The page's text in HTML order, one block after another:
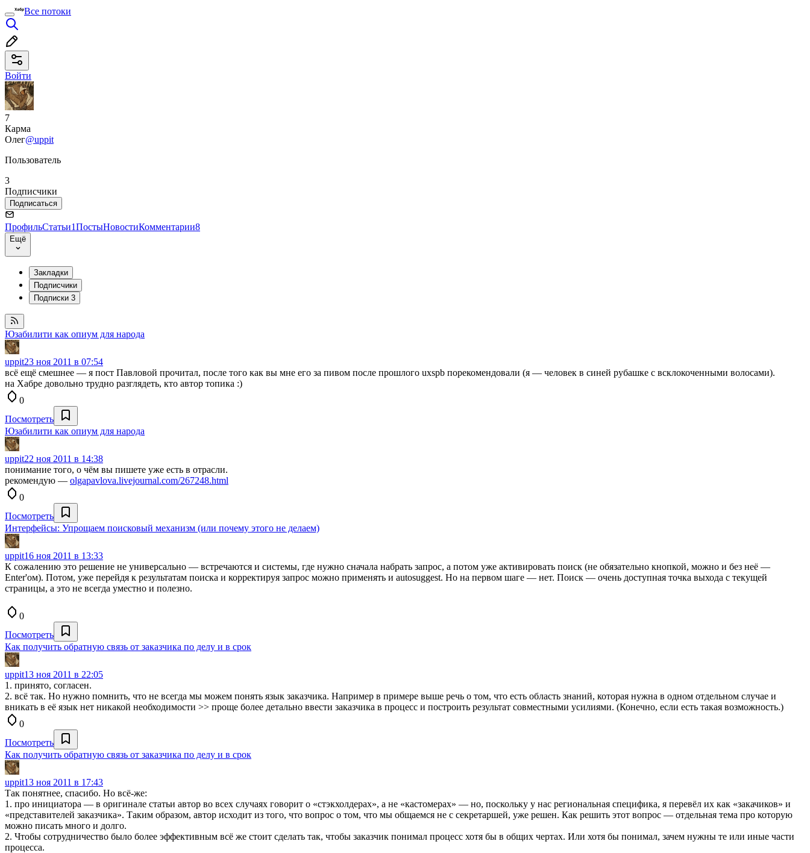
Все потоки
Войти
7
Карма
Олег@uppit
Пользователь
3
Подписчики
Подписаться
ПрофильСтатьи1ПостыНовостиКомментарии8
Ещё
Закладки
Подписчики
Подписки 3
Юзабилити как опиум для народа
uppit23 ноя 2011 в 07:54
всё ещё смешнее — я пост Павловой прочитал, после того как вы мне его за пивом после прошлого uxspb порекомендовали (я — человек в синей рубашке с всклокоченными волосами).
на Хабре довольно трудно разглядеть, кто автор топика :)
0
Посмотреть
Юзабилити как опиум для народа
uppit22 ноя 2011 в 14:38
понимание того, о чём вы пишете уже есть в отрасли.
рекомендую — olgapavlova.livejournal.com/267248.html
0
Посмотреть
Интерфейсы: Упрощаем поисковый механизм (или почему этого не делаем)
uppit16 ноя 2011 в 13:33
К сожалению это решение не универсально — встречаются и системы, где нужно сначала набрать запрос, а потом уже активировать поиск (не обязательно кнопкой, можно и без неё —
Enter'ом). Потом, уже перейдя к результатам поиска и корректируя запрос можно применять и autosuggest. Но на первом шаге — нет. Поиск — очень доступная точка выхода с текущей
страницы, а это не всегда уместно и полезно.
0
Посмотреть
Как получить обратную связь от заказчика по делу и в срок
uppit13 ноя 2011 в 22:05
1. принято, согласен.
2. всё так. Но нужно помнить, что не всегда мы можем понять язык заказчика. Например в примере выше речь о том, что есть область знаний, которая нужна в одном отдельном случае и
вникать в её язык нет никакой необходимости >> проще более детально ввести заказчика в процесс и построить результат совместными усилиями. (Конечно, если есть такая возможность.)
0
Посмотреть
Как получить обратную связь от заказчика по делу и в срок
uppit13 ноя 2011 в 17:43
Так понятнее, спасибо. Но всё-же:
1. про инициатора — в оригинале статьи автор во всех случаях говорит о «стэкхолдерах», а не «кастомерах» — но, поскольку у нас региональная специфика, я перевёл их как «закачиков» и
«представителей заказчика». Таким образом, автор исходит из того, что вопрос о том, что мы общаемся не с секретаршей, уже решен. Как решить этот вопрос — отдельная тема про которую
можно писать много и долго.
2. Чтобы сотрудничество было более эффективным всё же стоит сделать так, чтобы заказчик понимал процесс хотя бы в общих чертах. Или хотя бы понимал, зачем нужны те или иные части
процесса.